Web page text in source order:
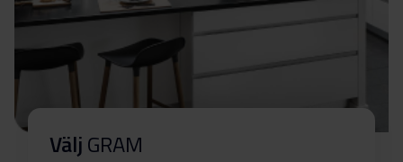
FN/1
Ladda ner alla (6)
VäljGRAM